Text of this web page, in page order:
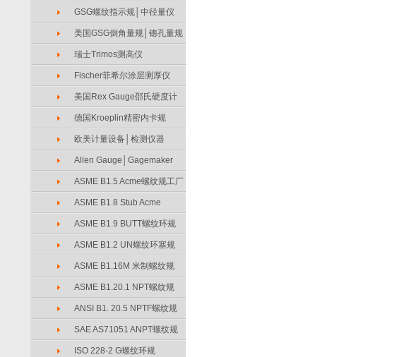
GSG螺纹指示规│中径量仪
美国GSG倒角量规│锪孔量规
瑞士Trimos测高仪
Fischer菲希尔涂层测厚仪
美国Rex Gauge邵氏硬度计
德国Kroeplin精密内卡规
欧美计量设备│检测仪器
Allen Gauge│Gagemaker
ASME B1.5 Acme螺纹规工厂
ASME B1.8 Stub Acme
ASME B1.9 BUTT螺纹环规
ASME B1.2 UN螺纹环塞规
ASME B1.16M 米制螺纹规
ASME B1.20.1 NPT螺纹规
ANSI B1. 20.5 NPTF螺纹规
SAE AS71051 ANPT螺纹规
ISO 228-2 G螺纹环规